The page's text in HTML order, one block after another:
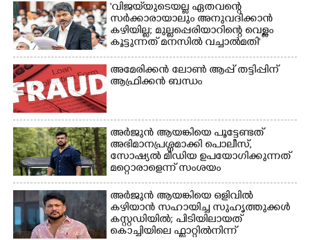
'വിജയ്‌യുടെയല്ല ഏതവന്റെ
സർക്കാരായാലും അനുവദിക്കാൻ
കഴിയില്ല; മുല്ലപ്പെരിയാറിന്റെ വെള്ളം
കൂട്ടുന്നത് മനസിൽ വച്ചാൽമതി'
അമേരിക്കൻ ലോൺ ആപ്പ് തട്ടിപ്പിന്
ആഫ്രിക്കൻ ബന്ധം
അർജുൻ ആയങ്കിയെ പൂട്ടേണ്ടത്
അഭിമാനപ്രശ്നമാക്കി പൊലീസ്,
സാേഷ്യൽ മീഡിയ ഉപയോഗിക്കുന്നത്
മറ്റൊരാളെന്ന് സംശയം
അർജുൻ ആയങ്കിയെ ഒളിവിൽ
കഴിയാൻ സഹായിച്ച സുഹൃത്തുക്കൾ
കസ്റ്റഡിയിൽ; പിടിയിലായത്
കൊച്ചിയിലെ ഫ്ലാറ്റിൽനിന്ന്